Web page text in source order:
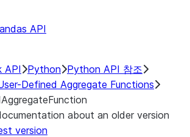
API
API Python Python API 참조
Defined Aggregate Functions
about an older version
version